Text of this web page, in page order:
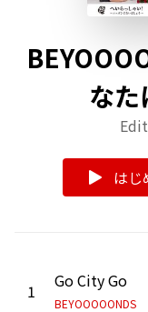
な
はじ
1 Go City Go
BEYOOOOONDS